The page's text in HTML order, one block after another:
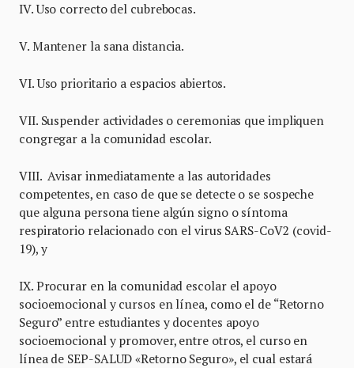
IV. Uso correcto del cubrebocas.
V. Mantener la sana distancia.
VI. Uso prioritario a espacios abiertos.
VII. Suspender actividades o ceremonias que impliquen
congregar a la comunidad escolar.
VIII. Avisar inmediatamente a las autoridades
competentes, en caso de que se detecte o se sospeche
que alguna persona tiene algún signo o síntoma
respiratorio relacionado con el virus SARS-CoV2 (covid-
19), y
IX. Procurar en la comunidad escolar el apoyo
socioemocional y cursos en línea, como el de “Retorno
Seguro” entre estudiantes y docentes apoyo
socioemocional y promover, entre otros, el curso en
línea de SEP-SALUD «Retorno Seguro», el cual estará